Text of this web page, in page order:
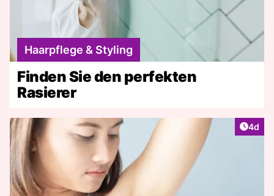
Haarpflege & Styling
Finden Sie den perfekten
Rasierer
4d